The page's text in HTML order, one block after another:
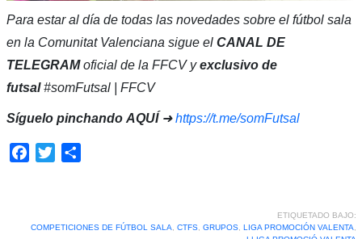
Para estar al día de todas las novedades sobre el fútbol sala
en la Comunitat Valenciana sigue el CANAL DE
TELEGRAMoficial de la FFCV yexclusivo de
futsal#somFutsal | FFCV
Síguelo pinchando AQUÍ➜https://t.me/somFutsal
Facebook
Twitter
ETIQUETADO BAJO:
COMPETICIONES DE FÚTBOL SALA
CTFS, GRUPOS, LIGA PROMOCIÓN VALENTA